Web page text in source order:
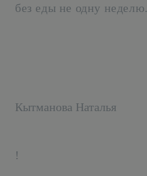
без еды не одну неделю.
Кытманова Наталья
!